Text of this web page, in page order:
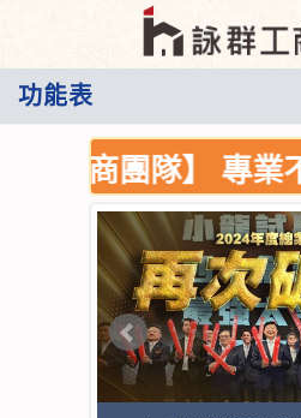
功能表
商團隊】 專業不